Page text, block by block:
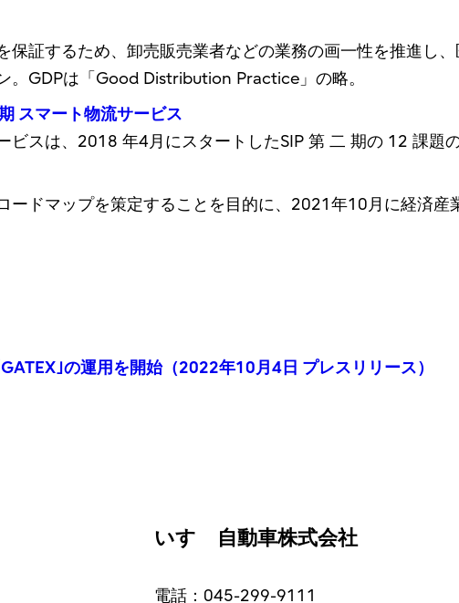
証するため、卸売販売業者などの業務の画一性を推進し
。GDPは「Good Distribution Practice」の略。
スマート物流サービス
スは、2018 年4月にスタートしたSIP 第 二 期の 12 課題の
ードマップを策定することを目的に、2021年10月に経済産
｣の運用を開始（2022年10月4日 プレスリリース）
いすゞ自動車株式会社
電話：045-299-9111